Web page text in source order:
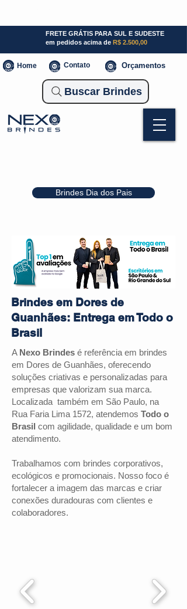
Brindes Dia dos Pais
FRETE GRÁTIS PARA SUL E SUDESTE
em pedidos acima de R$ 2.500,00
Home Contato Orçamentos
Buscar Brindes
Brindes em Dores de
Guanhães: Entrega em Todo o
Brasil
A Nexo Brindes é referência em brindes
em Dores de Guanhães, oferecendo
soluções criativas e personalizadas para
empresas que valorizam sua marca.
Localizada também em São Paulo, na
Rua Faria Lima 1572, atendemos Todo o
Brasil com agilidade, qualidade e um bom
atendimento.
Trabalhamos com brindes corporativos,
ecológicos e promocionais. Nosso foco é
fortalecer a imagem das marcas e criar
conexões duradouras com clientes e
colaboradores.